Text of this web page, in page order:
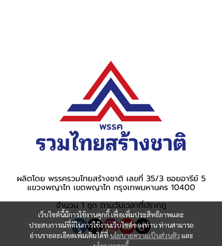
เว็บไซต์นี้มีการใช้งานคุกกี้ เพื่อเพิ่มประสิทธิภาพและ
ประสบการณ์ที่ดีในการใช้งานเว็บไซต์ของท่าน ท่านสามารถ
อ่านรายละเอียดเพิ่มเติมได้ที่นโยบายความเป็นส่วนตัว และ
ผลิตโดย พรรครวมไทยสร้างชาติ เลขที่ 35/3 ซอยอารีย์ 5
แขวงพญาไท เขตพญาไท กรุงเทพมหานคร 10400
จำนวน 1 ชุด ตามวันเวลาที่ปรากฎ